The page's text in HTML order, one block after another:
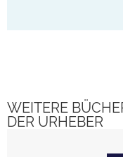
WEITERE
DER URHEBER